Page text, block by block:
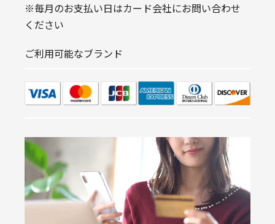
※毎月のお支払い日はカード会社にお問い合わせ
ください
ご利用可能なブランド